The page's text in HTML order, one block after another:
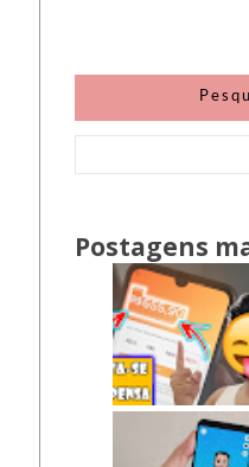
Postagens
hoje irei trazer...